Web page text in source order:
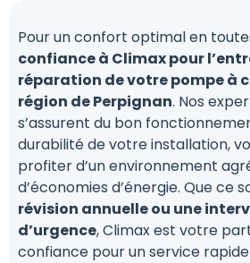
Pour un confort optimal en
confiance à Climax pour
réparation de votre pompe à
région de Perpignan. Nos
s’assurent du bon
durabilité de votre installation,
profiter d’un environnement
d’économies d’énergie. Que ce
révision annuelle ou une
d’urgence, Climax est votre
confiance pour un service